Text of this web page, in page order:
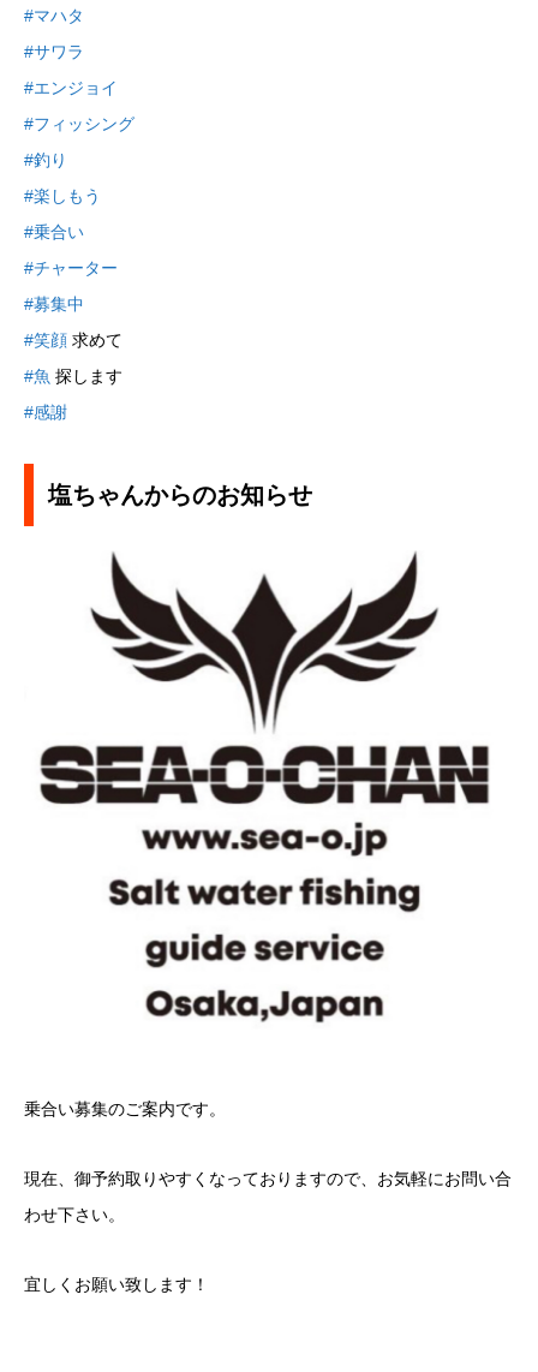
#マハタ
#サワラ
#エンジョイ
#フィッシング
#釣り
#楽しもう
#乗合い
#チャーター
#募集中
#笑顔 求めて
#魚 探します
#感謝
塩ちゃんからのお知らせ
乗合い募集のご案内です。
現在、御予約取りやすくなっておりますので、お気軽にお問い合
わせ下さい。
宜しくお願い致します！